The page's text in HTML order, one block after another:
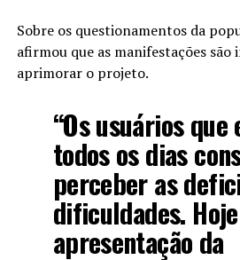
Sobre os questionamentos da
afirmou que as manifestações
aprimorar o projeto.
“Os usuários que
todos os dias
perceber as
dificuldades.
apresentação da